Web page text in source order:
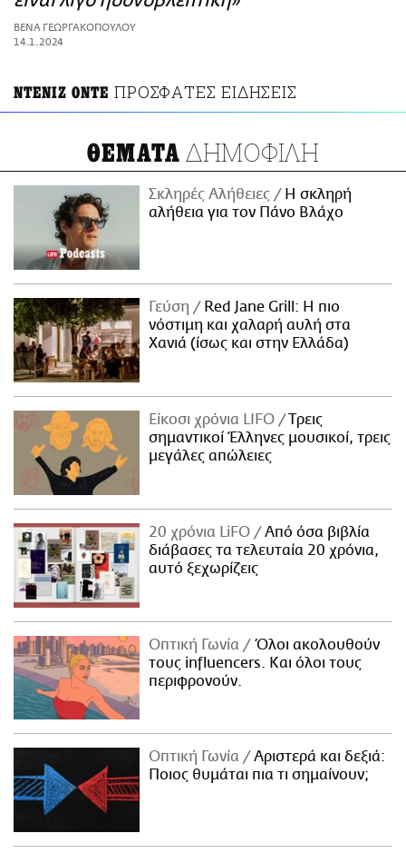
ΑΜΠΑ
PRINT
ΒΕΝΑ ΓΕΩΡΓΑΚΟΠΟΥΛΟΥ
14.1.2024
ΝΤΕΝΙΖ ΟΝΤΕ ΠΡΟΣΦΑΤΕΣ ΕΙΔΗΣΕΙΣ
ΘΕΜΑΤΑ ΔΗΜΟΦΙΛΗ
Σκληρές Αλήθειες
H σκληρή
αλήθεια για τον Πάνο Βλάχο
Γεύση
Red Jane Grill: Η πιο
νόστιμη και χαλαρή αυλή στα
Χανιά (ίσως και στην Ελλάδα)
Είκοσι χρόνια LIFO
Tρεις
σημαντικοί Έλληνες μουσικοί, τρεις
μεγάλες απώλειες
20 χρόνια LiFO
Από όσα βιβλία
διάβασες τα τελευταία 20 χρόνια,
αυτό ξεχωρίζεις
Οπτική Γωνία
Όλοι ακολουθούν
τους influencers. Και όλοι τους
περιφρονούν.
Οπτική Γωνία
Αριστερά και δεξιά:
Ποιος θυμάται πια τι σημαίνουν;